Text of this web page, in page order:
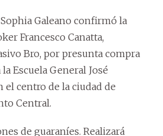
Galeano confirmó la
Francesco Canatta,
Bro, por presunta compra
Escuela General José
el centro de la ciudad de
Central.
de guaraníes. Realizará